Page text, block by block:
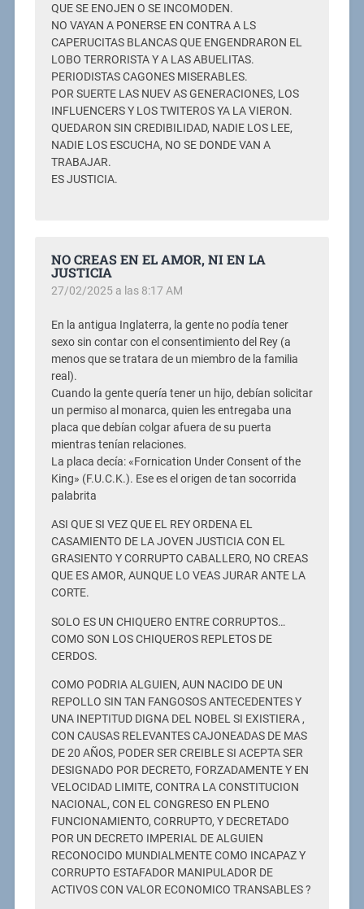
QUE SE ENOJEN O SE INCOMODEN.
NO VAYAN A PONERSE EN CONTRA A LS
CAPERUCITAS BLANCAS QUE ENGENDRARON EL
LOBO TERRORISTA Y A LAS ABUELITAS.
PERIODISTAS CAGONES MISERABLES.
POR SUERTE LAS NUEV AS GENERACIONES, LOS
INFLUENCERS Y LOS TWITEROS YA LA VIERON.
QUEDARON SIN CREDIBILIDAD, NADIE LOS LEE,
NADIE LOS ESCUCHA, NO SE DONDE VAN A
TRABAJAR.
ES JUSTICIA.
NO CREAS EN EL AMOR, NI EN LA
JUSTICIA
27/02/2025 a las 8:17 AM
En la antigua Inglaterra, la gente no podía tener
sexo sin contar con el consentimiento del Rey (a
menos que se tratara de un miembro de la familia
real).
Cuando la gente quería tener un hijo, debían solicitar
un permiso al monarca, quien les entregaba una
placa que debían colgar afuera de su puerta
mientras tenían relaciones.
La placa decía: «Fornication Under Consent of the
King» (F.U.C.K.). Ese es el origen de tan socorrida
palabrita
ASI QUE SI VEZ QUE EL REY ORDENA EL
CASAMIENTO DE LA JOVEN JUSTICIA CON EL
GRASIENTO Y CORRUPTO CABALLERO, NO CREAS
QUE ES AMOR, AUNQUE LO VEAS JURAR ANTE LA
CORTE.
SOLO ES UN CHIQUERO ENTRE CORRUPTOS…
COMO SON LOS CHIQUEROS REPLETOS DE
CERDOS.
COMO PODRIA ALGUIEN, AUN NACIDO DE UN
REPOLLO SIN TAN FANGOSOS ANTECEDENTES Y
UNA INEPTITUD DIGNA DEL NOBEL SI EXISTIERA ,
CON CAUSAS RELEVANTES CAJONEADAS DE MAS
DE 20 AÑOS, PODER SER CREIBLE SI ACEPTA SER
DESIGNADO POR DECRETO, FORZADAMENTE Y EN
VELOCIDAD LIMITE, CONTRA LA CONSTITUCION
NACIONAL, CON EL CONGRESO EN PLENO
FUNCIONAMIENTO, CORRUPTO, Y DECRETADO
POR UN DECRETO IMPERIAL DE ALGUIEN
RECONOCIDO MUNDIALMENTE COMO INCAPAZ Y
CORRUPTO ESTAFADOR MANIPULADOR DE
ACTIVOS CON VALOR ECONOMICO TRANSABLES ?